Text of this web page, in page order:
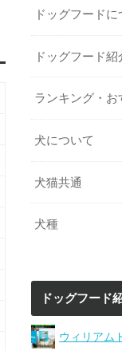
ドッグフードに
ドッグフード紹
ランキング・お
犬について
犬猫共通
犬種
ドッグフード
ウィリアム